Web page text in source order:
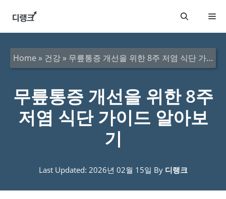
메
Home » 건강 » 무릎통증 개선을 위한 8주 저염 식단 가이드 알아보기
무릎통증 개선을 위한 8주
저염 식단 가이드 알아보
기
Last Updated: 2026년 02월 15일 By 디랭크